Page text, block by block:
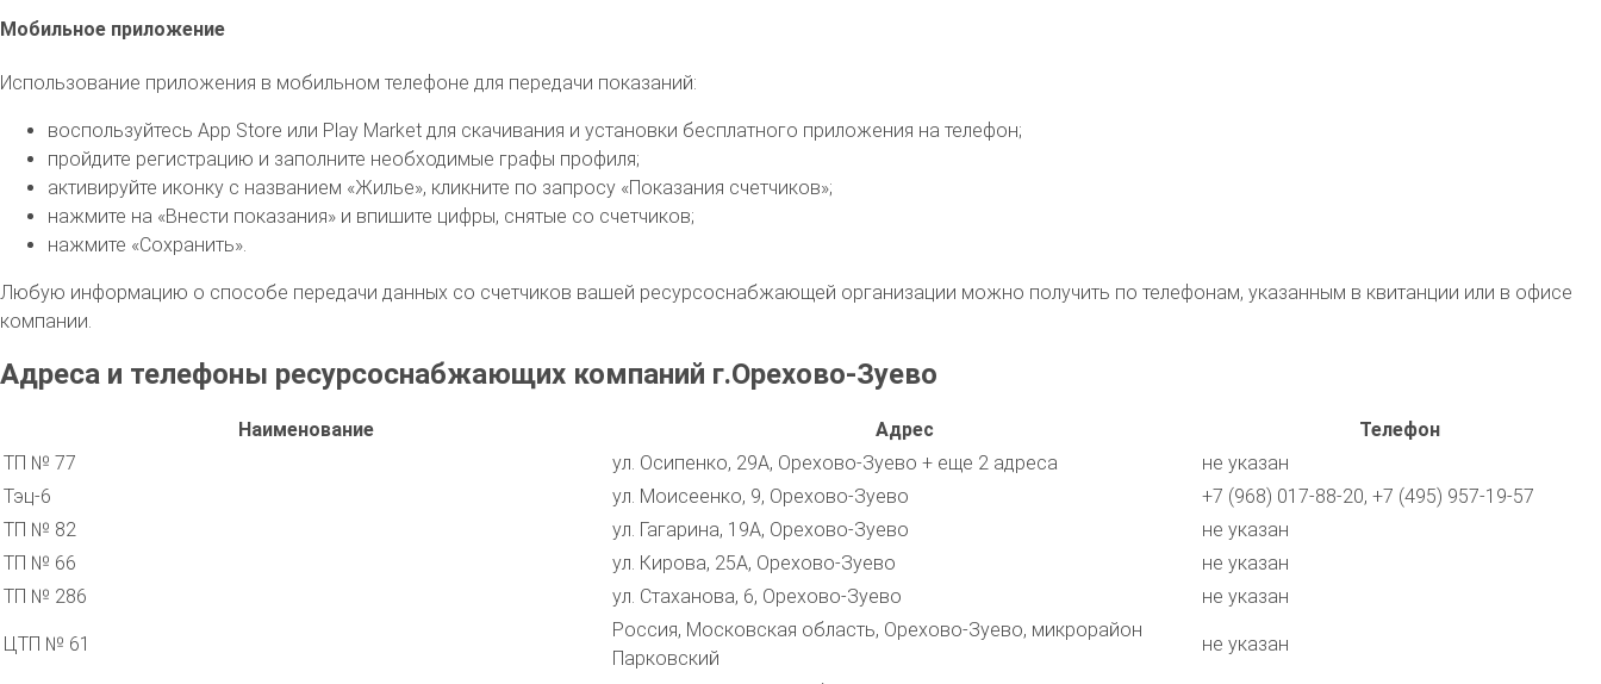
Мобильное приложение
Использование приложения в мобильном телефоне для передачи показаний:
воспользуйтесь App Store или Play Market для скачивания и установки бесплатного приложения на телефон;
пройдите регистрацию и заполните необходимые графы профиля;
активируйте иконку с названием «Жилье», кликните по запросу «Показания счетчиков»;
нажмите на «Внести показания» и впишите цифры, снятые со счетчиков;
нажмите «Сохранить».
Любую информацию о способе передачи данных со счетчиков вашей ресурсоснабжающей организации можно получить по телефонам, указанным в квитанции или в офисе
компании.
Адреса и телефоны ресурсоснабжающих компаний г.Орехово-Зуево
Наименование Адрес
Телефон
ТП № 77
ул. Осипенко, 29А, Орехово-Зуево + еще 2 адреса
не указан
Тэц-6
ул. Моисеенко, 9, Орехово-Зуево
+7 (968) 017-88-20, +7 (495) 957-19-57
ТП № 82
ул. Гагарина, 19А, Орехово-Зуево
не указан
ТП № 66
ул. Кирова, 25А, Орехово-Зуево
не указан
ТП № 286
ул. Стаханова, 6, Орехово-Зуево не указан
ЦТП № 61
Россия, Московская область, Орехово-Зуево, микрорайон
Парковский
не указан